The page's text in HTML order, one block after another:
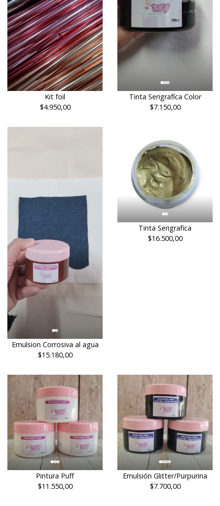
Kit foil
$4.950,00
Tinta Serigrafíca Color
$7.150,00
Emulsion Corrosiva al agua
$15.180,00
Tinta Serigrafica
$16.500,00
Pintura Puff
$11.550,00
Emulsión Glitter/Purpurina
$7.700,00